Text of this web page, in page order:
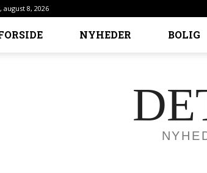
august 8, 2026
NYHEDER BOLIG